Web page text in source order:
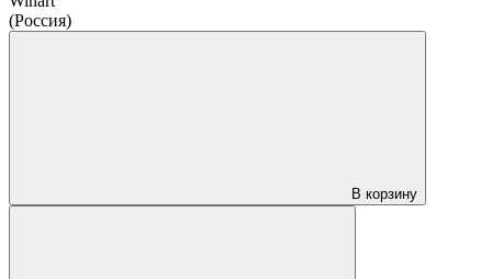
(Россия)
В корзину